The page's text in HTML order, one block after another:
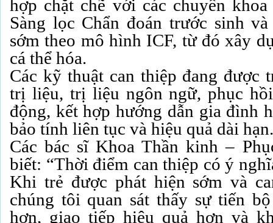
hợp chặt chẽ với các chuyên
Sàng lọc Chẩn đoán trước sinh
sớm theo mô hình ICF, từ đó xây
cá thể hóa.
Các kỹ thuật can thiệp đang được
trị liệu, trị liệu ngôn ngữ, phục
động, kết hợp hướng dẫn gia đình
bảo tính liên tục và hiệu quả dài hạn.
Các bác sĩ Khoa Thần kinh –
biết: “Thời điểm can thiệp có ý
Khi trẻ được phát hiện sớm và
chúng tôi quan sát thấy sự tiến
hơn, giao tiếp hiệu quả hơn và